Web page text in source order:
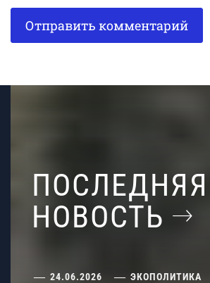
ПОСЛЕДНЯЯ
НОВОСТЬ
24.06.2026 ЭКОПОЛИТИКА